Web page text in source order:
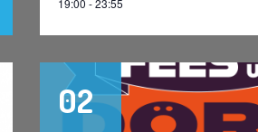
19:00 - 23:55
02